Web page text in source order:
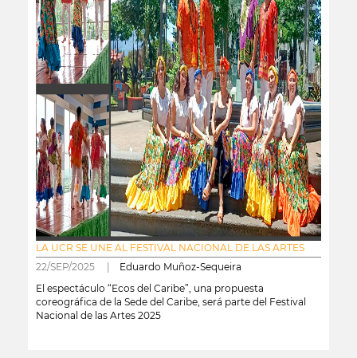
LA UCR SE UNE AL FESTIVAL NACIONAL DE LAS ARTES
22/SEP/2025 | Eduardo Muñoz-Sequeira
El espectáculo “Ecos del Caribe”, una propuesta
coreográfica de la Sede del Caribe, será parte del Festival
Nacional de las Artes 2025